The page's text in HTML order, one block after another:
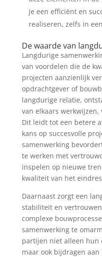
je een efficiënt en
realiseren, zelfs in
De waarde van
Langdurige
van voordelen die de
projecten aanzienlijk
opdrachtgever of
langdurige relatie,
van elkaars
Dit leidt tot een betere
kans op succesvolle
samenwerking
te werken met
inspelen op nieuwe
kwaliteit van het
Daarnaast zorgt een
stabiliteit en
complexe
samenwerking te
partijen niet alleen hun
maar ook bijdragen